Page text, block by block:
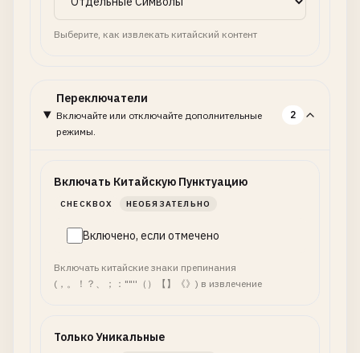
Выберите, как извлекать китайский контент
Переключатели
Включайте или отключайте дополнительные
режимы.
2
Включать Китайскую Пунктуацию
CHECKBOX НЕОБЯЗАТЕЛЬНО
Включено, если отмечено
Включать китайские знаки препинания
(，。！？、；：""''（）【】《》) в извлечение
Только Уникальные